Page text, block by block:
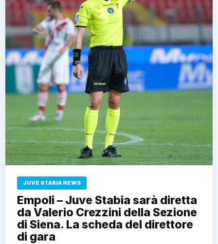
JUVE STABIA NEWS
Empoli – Juve Stabia sarà diretta
da Valerio Crezzini della Sezione
di Siena. La scheda del direttore
di gara